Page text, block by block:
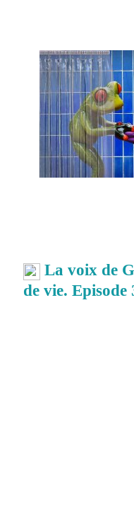
La voix de
de vie. Episode